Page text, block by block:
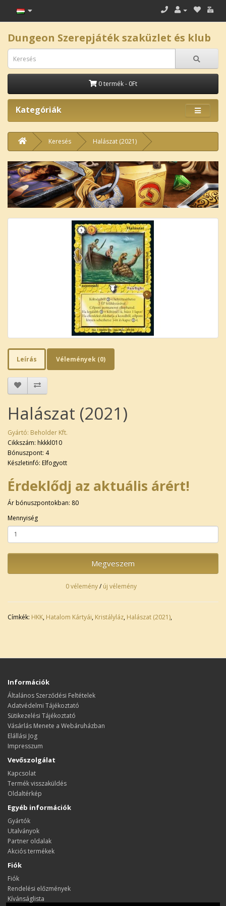
Dungeon Szerepjáték szaküzlet és klub
0 termék - 0Ft
Kategóriák
Keresés Halászat (2021)
Leírás Vélemények (0)
Halászat (2021)
Gyártó: Beholder Kft.
Cikkszám: hkkkl010
Bónuszpont: 4
Készletinfó: Elfogyott
Érdeklődj az aktuális árért!
Ár bónuszpontokban: 80
Mennyiség
Megveszem
0 vélemény/új vélemény
Címkék: HKK, Hatalom Kártyái, Kristályláz, Halászat (2021),
Információk
Általános Szerződési Feltételek
Adatvédelmi Tájékoztató
Sütikezelési Tájékoztató
Vásárlás Menete a Webáruházban
Elállási Jog
Impresszum
Vevőszolgálat
Kapcsolat
Termék visszaküldés
Oldaltérkép
Egyéb információk
Gyártók
Utalványok
Partner oldalak
Akciós termékek
Fiók
Fiók
Rendelési előzmények
Kívánságlista